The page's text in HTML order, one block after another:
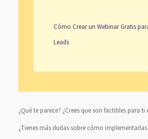
Cómo Crear un Webinar Gratis
Leads
¿Qué te parece? ¿Crees que son factibles para ti
¿Tienes más dudas sobre cómo